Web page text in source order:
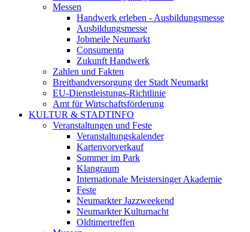
Messen
Handwerk erleben - Ausbildungsmesse
Ausbildungsmesse
Jobmeile Neumarkt
Consumenta
Zukunft Handwerk
Zahlen und Fakten
Breitbandversorgung der Stadt Neumarkt
EU-Dienstleistungs-Richtlinie
Amt für Wirtschaftsförderung
KULTUR & STADTINFO
Veranstaltungen und Feste
Veranstaltungskalender
Kartenvorverkauf
Sommer im Park
Klangraum
Internationale Meistersinger Akademie
Feste
Neumarkter Jazzweekend
Neumarkter Kulturnacht
Oldtimertreffen